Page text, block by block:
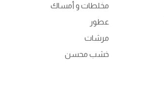
مخلطات و أمساك
عطور
مرشات
خشب محسن